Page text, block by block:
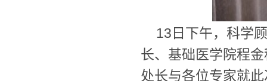
13日下午，科学
长、基础医学院程
处长与各位专家就